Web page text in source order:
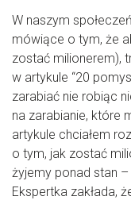
W naszym
mówiące o tym, że
zostać milionerem),
w artykule “20
zarabiać nie robiąc
na zarabianie, które
artykule chciałem
o tym, jak zostać
żyjemy ponad stan
Ekspertka zakłada,